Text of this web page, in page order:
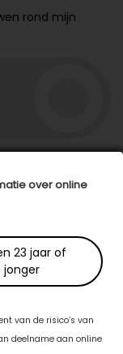
over online
23 jaar of
jonger
van de risico’s van
deelname aan online
rond mijn
van
jou
aldus
een stukje
we gericht naar
baan,